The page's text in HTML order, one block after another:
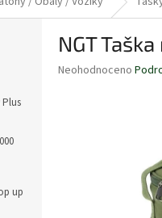
up
NGT
Průměrné
Neohodnoceno